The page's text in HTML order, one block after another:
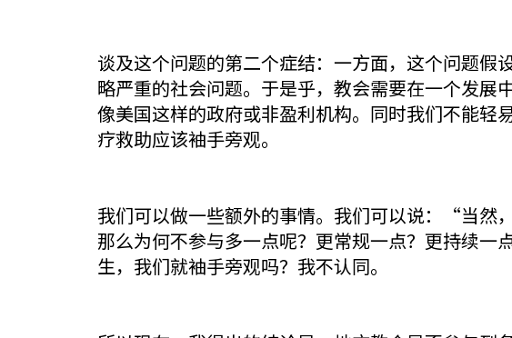
谈及这个问题的第二个症结：一方面，这个问题假
略严重的社会问题。于是乎，教会需要在一个发展
像美国这样的政府或非盈利机构。同时我们不能轻
疗救助应该袖手旁观。
我们可以做一些额外的事情。我们可以说：“当然
那么为何不参与多一点呢？更常规一点？更持续一
生，我们就袖手旁观吗？我不认同。